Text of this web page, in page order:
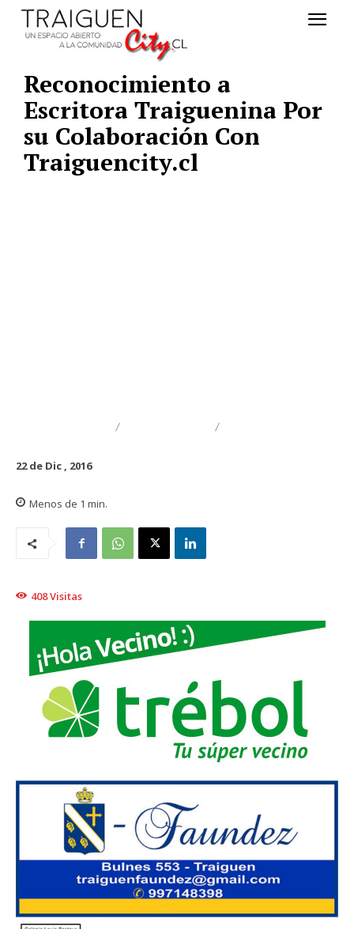
Reconocimiento a
Escritora Traiguenina Por
su Colaboración Con
Traiguencity.cl
22 de Dic , 2016
Menos de 1 min.
408Visitas